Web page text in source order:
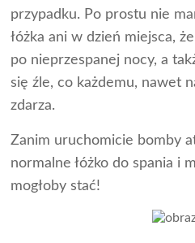
przypadku. Po prostu nie
łóżka ani w dzień miejsca,
po nieprzespanej nocy, a
się źle, co każdemu, nawet
zdarza.
Zanim uruchomicie bomby
normalne łóżko do spania i
mogłoby stać!